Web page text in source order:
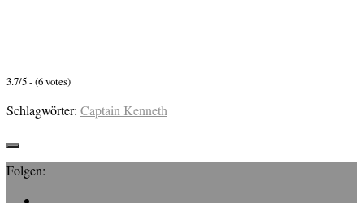
3.7/5 - (6 votes)
Schlagwörter: Captain Kenneth
Folgen: